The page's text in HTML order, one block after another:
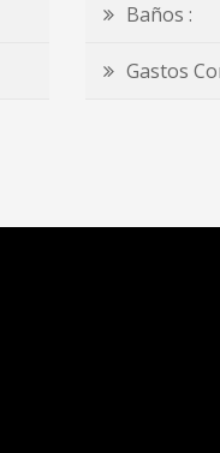
Baños :
Gastos